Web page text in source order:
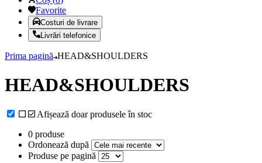
Favorite
Costuri de livrare
Livrări telefonice
Prima pagină HEAD&SHOULDERS
HEAD&SHOULDERS
Afișează doar produsele în stoc
0 produse
Ordonează după
Produse pe pagină